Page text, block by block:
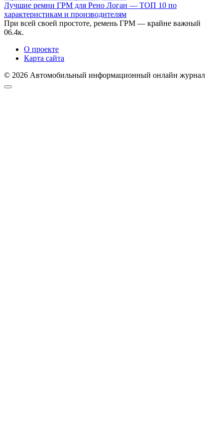
Лучшие ремни ГРМ для Рено Логан — ТОП 10 по
характеристикам и производителям
При всей своей простоте, ремень ГРМ — крайне важный
06.4к.
О проекте
Карта сайта
© 2026 Автомобильный информационный онлайн журнал